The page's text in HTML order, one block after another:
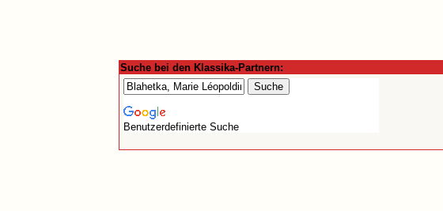
Suche bei den Klassika-Partnern:
Benutzerdefinierte Suche